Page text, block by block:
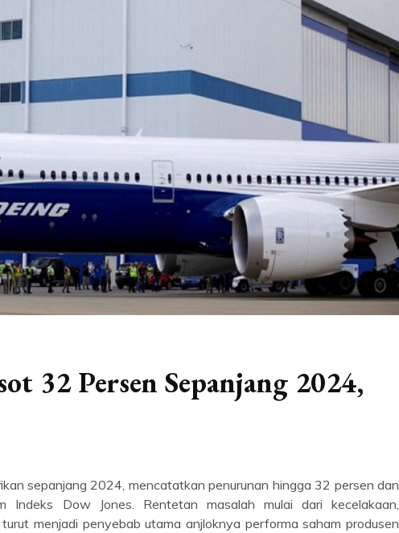
32 Persen Sepanjang 2024,
sepanjang 2024, mencatatkan penurunan hingga 32 persen dan
Indeks Dow Jones. Rentetan masalah mulai dari kecelakaan,
menjadi penyebab utama anjloknya performa saham produsen